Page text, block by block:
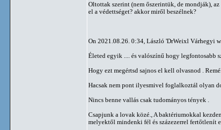
Oltottak szerint (nem őszerintük, de mondják),
el a védettséget? akkor miről beszélnek?
On 2021.08.26. 0:34, László 'DrWeixl Várhegyi
Életed egyik .... és valószínű hogy legfontosabb
Hogy ezt megértsd sajnos el kell olvasnod .
Hacsak nem pont ilyesmivel foglalkoztál olyan
Nincs benne vallás csak tudományos tények .
Csapjunk a lovak közé., A baktériumokkal
melyektől mindenki fél és százezerrel fertőtlenít